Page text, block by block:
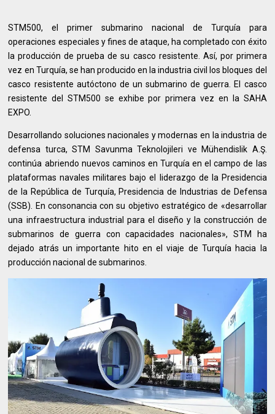
STM500, el primer submarino nacional de Turquía para
operaciones especiales y fines de ataque, ha completado con éxito
la producción de prueba de su casco resistente. Así, por primera
vez en Turquía, se han producido en la industria civil los bloques del
casco resistente autóctono de un submarino de guerra. El casco
resistente del STM500 se exhibe por primera vez en la SAHA
EXPO.
Desarrollando soluciones nacionales y modernas en la industria de
defensa turca, STM Savunma Teknolojileri ve Mühendislik A.Ş.
continúa abriendo nuevos caminos en Turquía en el campo de las
plataformas navales militares bajo el liderazgo de la Presidencia
de la República de Turquía, Presidencia de Industrias de Defensa
(SSB). En consonancia con su objetivo estratégico de «desarrollar
una infraestructura industrial para el diseño y la construcción de
submarinos de guerra con capacidades nacionales», STM ha
dejado atrás un importante hito en el viaje de Turquía hacia la
producción nacional de submarinos.